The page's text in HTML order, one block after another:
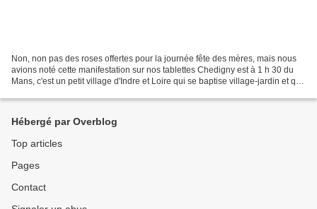
Non, non pas des roses offertes pour la journée fête des mères, mais nous
avions noté cette manifestation sur nos tablettes Chedigny est à 1 h 30 du
Mans, c'est un petit village d'Indre et Loire qui se baptise village-jardin et qui
Hébergé par Overblog
Top articles
Pages
Contact